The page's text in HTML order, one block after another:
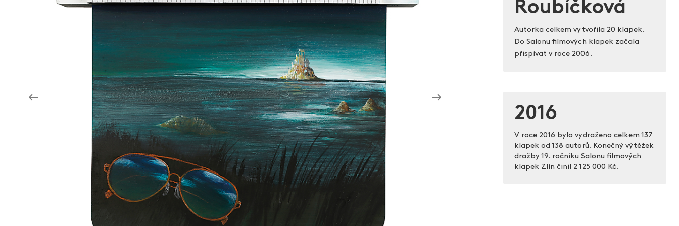
Aukce filmových klapek Roubíčková
Autorka celkem vytvořila 20 klapek.
Do Salonu filmových klapek začala
přispívat v roce 2006.
2016
V roce 2016 bylo vydraženo celkem 137
klapek od 138 autorů. Konečný výtěžek
dražby 19. ročníku Salonu filmových
klapek Zlín činil 2 125 000 Kč.